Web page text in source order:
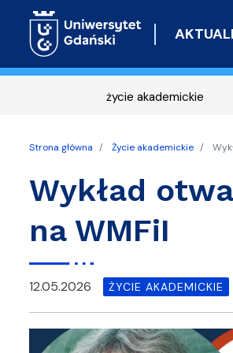
życie akademickie
Strona główna Życie akademickie
Wykład
na WMFiI
12.05.2026 ŻYCIE AKADEMICKIE